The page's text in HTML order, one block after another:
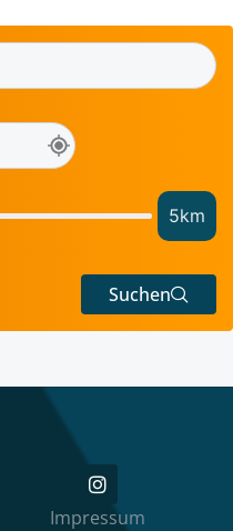
5km
Suchen
Impressum